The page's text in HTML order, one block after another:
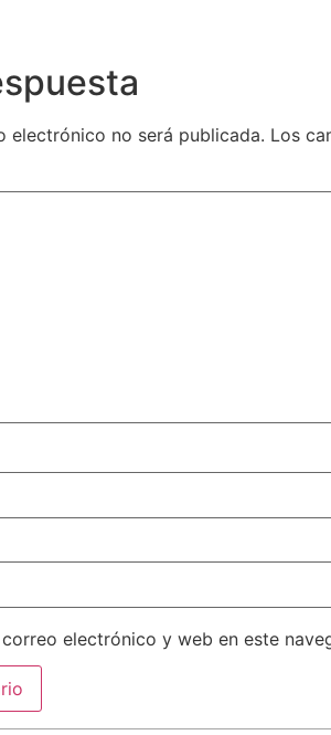
electrónico no será publicada. Los
electrónico y web en este